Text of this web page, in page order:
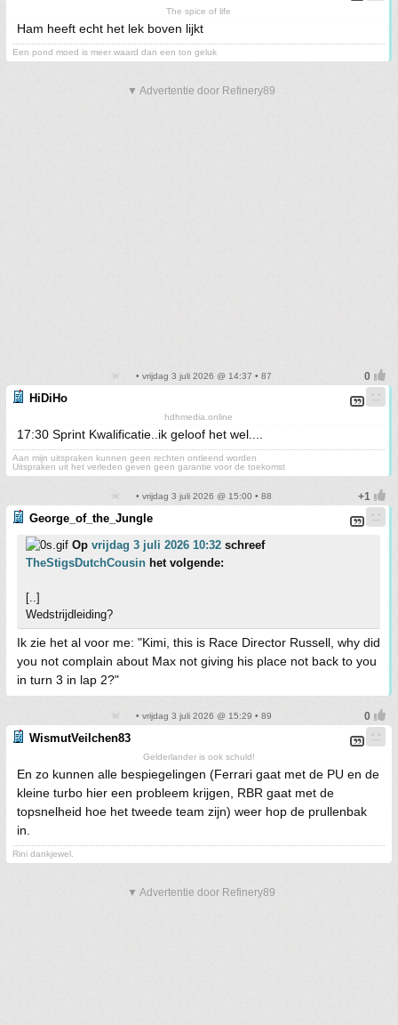
The spice of life
Ham heeft echt het lek boven lijkt
Een pond moed is meer waard dan een ton geluk
▼ Advertentie door Refinery89
• vrijdag 3 juli 2026 @ 14:37 • 87
HiDiHo
hdhmedia.online
17:30 Sprint Kwalificatie..ik geloof het wel....
Aan mijn uitspraken kunnen geen rechten ontleend worden
Uitspraken uit het verleden geven geen garantie voor de toekomst
• vrijdag 3 juli 2026 @ 15:00 • 88
George_of_the_Jungle
Op vrijdag 3 juli 2026 10:32 schreef
TheStigsDutchCousin het volgende:
[..]
Wedstrijdleiding?
Ik zie het al voor me: "Kimi, this is Race Director Russell, why did
you not complain about Max not giving his place not back to you
in turn 3 in lap 2?"
• vrijdag 3 juli 2026 @ 15:29 • 89
WismutVeilchen83
Gelderlander is ook schuld!
En zo kunnen alle bespiegelingen (Ferrari gaat met de PU en de
kleine turbo hier een probleem krijgen, RBR gaat met de
topsnelheid hoe het tweede team zijn) weer hop de prullenbak
in.
Rini dankjewel.
▼ Advertentie door Refinery89